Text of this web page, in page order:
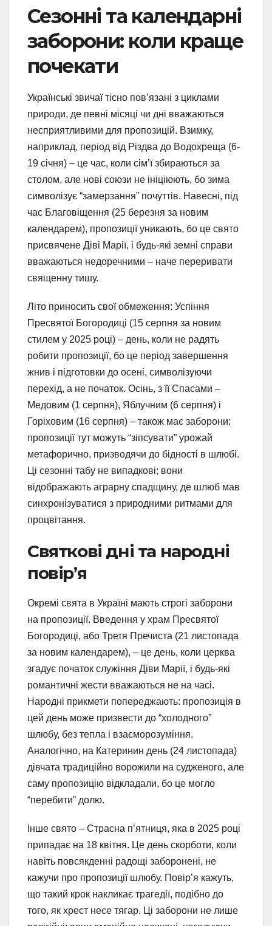
Сезонні та календарні
заборони: коли краще
почекати
Українські звичаї тісно пов’язані з циклами
природи, де певні місяці чи дні вважаються
несприятливими для пропозицій. Взимку,
наприклад, період від Різдва до Водохреща (6-
19 січня) – це час, коли сім’ї збираються за
столом, але нові союзи не ініціюють, бо зима
символізує “замерзання” почуттів. Навесні, під
час Благовіщення (25 березня за новим
календарем), пропозиції уникають, бо це свято
присвячене Діві Марії, і будь-які земні справи
вважаються недоречними – наче переривати
священну тишу.
Літо приносить свої обмеження: Успіння
Пресвятої Богородиці (15 серпня за новим
стилем у 2025 році) – день, коли не радять
робити пропозиції, бо це період завершення
жнив і підготовки до осені, символізуючи
перехід, а не початок. Осінь, з її Спасами –
Медовим (1 серпня), Яблучним (6 серпня) і
Горіховим (16 серпня) – також має заборони;
пропозиції тут можуть “зіпсувати” урожай
метафорично, призводячи до бідності в шлюбі.
Ці сезонні табу не випадкові; вони
відображають аграрну спадщину, де шлюб мав
синхронізуватися з природними ритмами для
процвітання.
Святкові дні та народні
повір’я
Окремі свята в Україні мають строгі заборони
на пропозиції. Введення у храм Пресвятої
Богородиці, або Третя Пречиста (21 листопада
за новим календарем), – це день, коли церква
згадує початок служіння Діви Марії, і будь-які
романтичні жести вважаються не на часі.
Народні прикмети попереджають: пропозиція в
цей день може призвести до “холодного”
шлюбу, без тепла і взаєморозуміння.
Аналогічно, на Катеринин день (24 листопада)
дівчата традиційно ворожили на судженого, але
саму пропозицію відкладали, бо це могло
“перебити” долю.
Інше свято – Страсна п’ятниця, яка в 2025 році
припадає на 18 квітня. Це день скорботи, коли
навіть повсякденні радощі заборонені, не
кажучи про пропозиції шлюбу. Повір’я кажуть,
що такий крок накликає трагедії, подібно до
того, як хрест несе тягар. Ці заборони не лише